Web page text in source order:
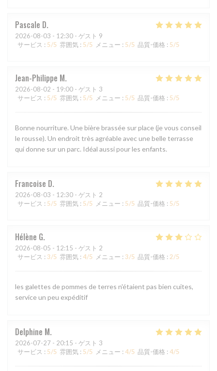
Pascale D
2026-08-03 - 12:30 - ゲスト 9
サービス : 5/5 雰囲気 : 5/5 メニュー : 5/5 品質-価格 : 5/5
Jean-Philippe M
2026-08-02 - 19:00 - ゲスト 3
サービス : 5/5 雰囲気 : 5/5 メニュー : 5/5 品質-価格 : 5/5
Bonne nourriture. Une bière brassée sur place (je vous conseil
le rousse). Un endroit très agréable avec une belle terrasse
qui donne sur un parc. Idéal aussi pour les enfants.
Francoise D
2026-08-03 - 12:30 - ゲスト 2
サービス : 5/5 雰囲気 : 5/5 メニュー : 5/5 品質-価格 : 5/5
Hélène G
2026-08-05 - 12:15 - ゲスト 2
サービス : 3/5 雰囲気 : 4/5 メニュー : 3/5 品質-価格 : 2/5
les galettes de pommes de terres n'étaient pas bien cuites,
service un peu expéditif
Delphine M
2026-07-27 - 20:15 - ゲスト 3
サービス : 5/5 雰囲気 : 5/5 メニュー : 4/5 品質-価格 : 4/5